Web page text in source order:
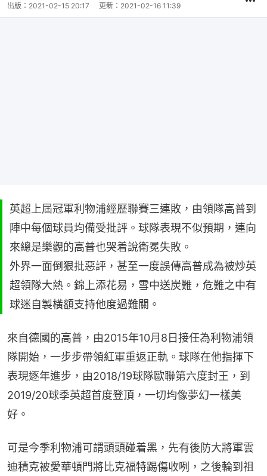
出版： 2021-02-15 20:17 更新： 2021-02-16 11:39
英超上屆冠軍利物浦經歷聯賽三連敗，由領隊高普到
陣中每個球員均備受批評。球隊表現不似預期，連向
來總是樂觀的高普也哭着說衛冕失敗。
外界一面倒狠批惡評，甚至一度誤傳高普成為被炒英
超領隊大熱。錦上添花易，雪中送炭難，危難之中有
球迷自製橫額支持他度過難關。
來自德國的高普，由2015年10月8日接任為利物浦領
隊開始，一步步帶領紅軍重返正軌。球隊在他指揮下
表現逐年進步，由2018/19球隊歐聯第六度封王，到
2019/20球季英超首度登頂，一切均像夢幻一樣美
好。
可是今季利物浦可謂頭頭碰着黑，先有後防大將軍雲
迪積克被愛華頓門將比克福特踢傷收咧，之後輪到祖